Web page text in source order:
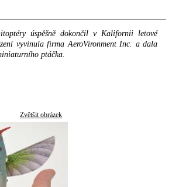
úspěšně dokončil v Kalifornii letové
vyvinula firma AeroVironment Inc. a dala
ptáčka.
Zvětšit obrázek